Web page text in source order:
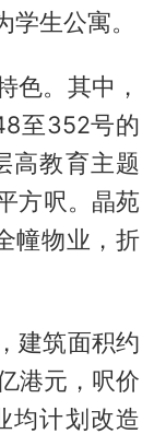
生公寓。
色。其中，
至352号的
高教育主题
方呎。晶苑
幢物业，折
建筑面积约
港元，呎价
均计划改造